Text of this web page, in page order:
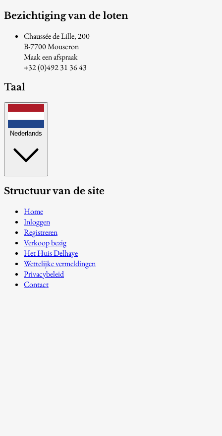
Bezichtiging van de loten
Chaussée de Lille, 200
B-7700 Mouscron
Maak een afspraak
+32 (0)492 31 36 43
Taal
Nederlands
Structuur van de site
Home
Inloggen
Registreren
Verkoop bezig
Het Huis Delhaye
Wettelijke vermeldingen
Privacybeleid
Contact